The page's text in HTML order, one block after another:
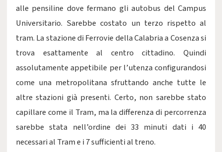
alle pensiline dove fermano gli autobus del Campus
Universitario. Sarebbe costato un terzo rispetto al
tram. La stazione di Ferrovie della Calabria a Cosenza si
trova esattamente al centro cittadino. Quindi
assolutamente appetibile per l’utenza configurandosi
come una metropolitana sfruttando anche tutte le
altre stazioni già presenti. Certo, non sarebbe stato
capillare come il Tram, ma la differenza di percorrenza
sarebbe stata nell’ordine dei 33 minuti dati i 40
necessari al Tram e i 7 sufficienti al treno.